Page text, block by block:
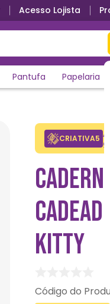
Acesso Lojista
Pantufa Papelaria
CRIATIVA5
KITTY